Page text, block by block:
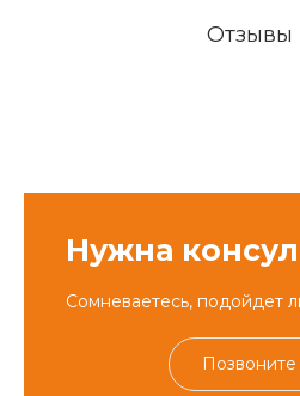
Отзывы
Нужна
Сомневаетесь, подойдет